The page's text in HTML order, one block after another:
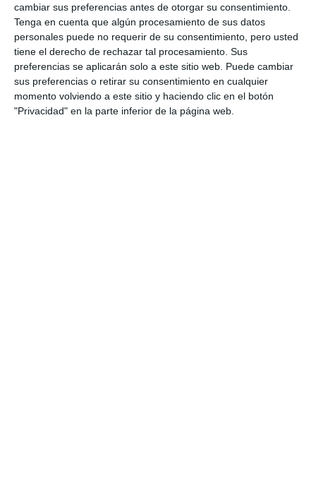
cambiar sus preferencias antes de otorgar su consentimiento.
Tenga en cuenta que algún procesamiento de sus datos
personales puede no requerir de su consentimiento, pero usted
tiene el derecho de rechazar tal procesamiento. Sus
preferencias se aplicarán solo a este sitio web. Puede cambiar
sus preferencias o retirar su consentimiento en cualquier
momento volviendo a este sitio y haciendo clic en el botón
"Privacidad" en la parte inferior de la página web.